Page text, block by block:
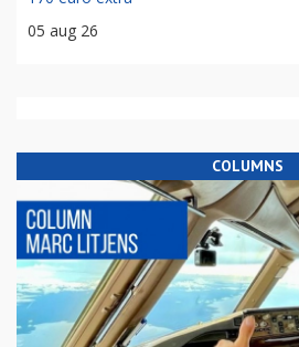
05 aug 26
COLUMNS